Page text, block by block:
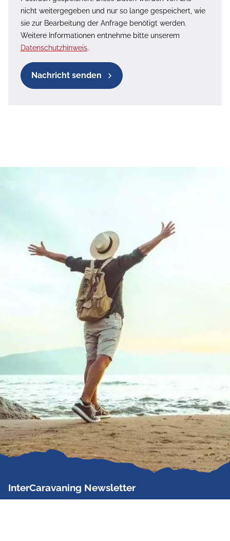
nicht weitergegeben und nur so lange gespeichert, wie
sie zur Bearbeitung der Anfrage benötigt werden.
Weitere Informationen entnehme bitte unserem
Datenschutzhinweis.
Nachricht senden
InterCaravaning Newsletter